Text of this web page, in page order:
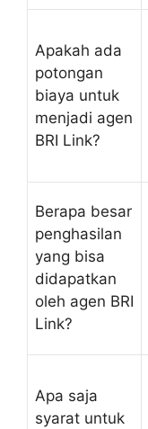
Apakah ada
potongan
biaya untuk
menjadi agen
BRI Link?
Berapa besar
penghasilan
yang bisa
didapatkan
oleh agen BRI
Link?
Apa saja
syarat untuk